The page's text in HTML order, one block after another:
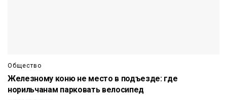
Общество
Железному коню не место в подъезде: где
норильчанам парковать велосипед